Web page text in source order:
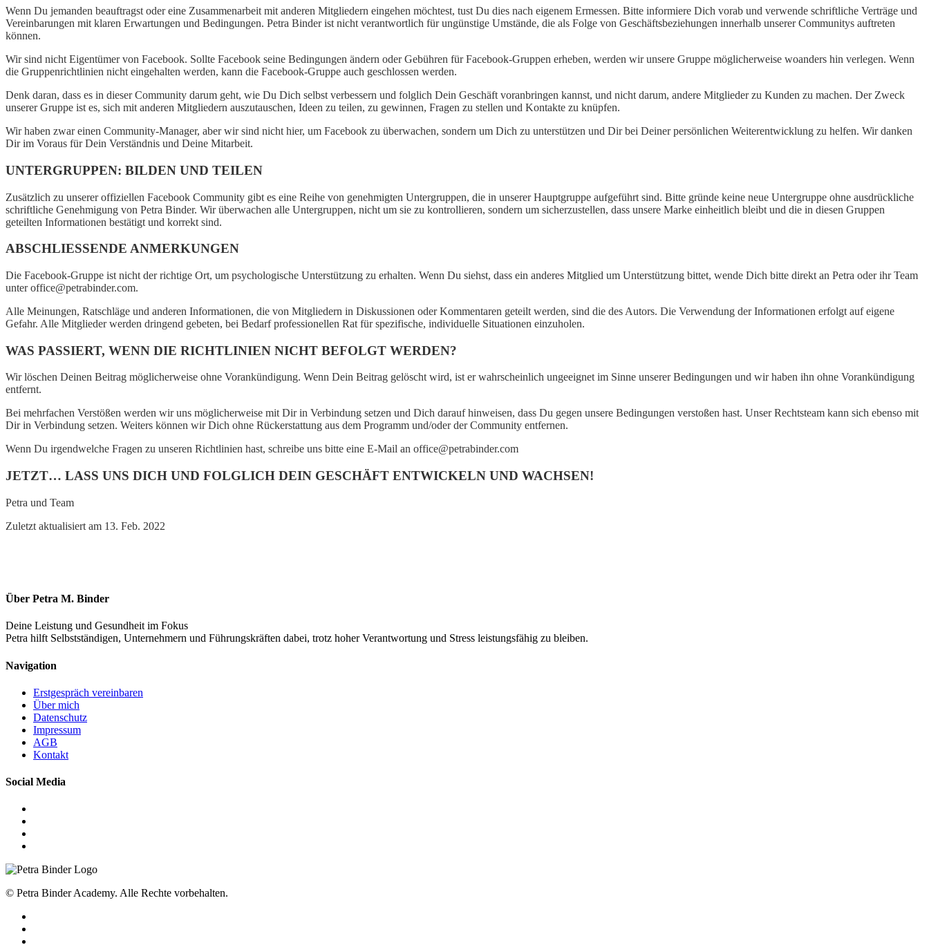
Wenn Du jemanden beauftragst oder eine Zusammenarbeit mit anderen Mitgliedern eingehen möchtest, tust Du dies nach eigenem Ermessen. Bitte informiere Dich vorab und verwende schriftliche Verträge und
Vereinbarungen mit klaren Erwartungen und Bedingungen. Petra Binder ist nicht verantwortlich für ungünstige Umstände, die als Folge von Geschäftsbeziehungen innerhalb unserer Communitys auftreten
können.
Wir sind nicht Eigentümer von Facebook. Sollte Facebook seine Bedingungen ändern oder Gebühren für Facebook-Gruppen erheben, werden wir unsere Gruppe möglicherweise woanders hin verlegen. Wenn
die Gruppenrichtlinien nicht eingehalten werden, kann die Facebook-Gruppe auch geschlossen werden.
Denk daran, dass es in dieser Community darum geht, wie Du Dich selbst verbessern und folglich Dein Geschäft voranbringen kannst, und nicht darum, andere Mitglieder zu Kunden zu machen. Der Zweck
unserer Gruppe ist es, sich mit anderen Mitgliedern auszutauschen, Ideen zu teilen, zu gewinnen, Fragen zu stellen und Kontakte zu knüpfen.
Wir haben zwar einen Community-Manager, aber wir sind nicht hier, um Facebook zu überwachen, sondern um Dich zu unterstützen und Dir bei Deiner persönlichen Weiterentwicklung zu helfen. Wir danken
Dir im Voraus für Dein Verständnis und Deine Mitarbeit.
UNTERGRUPPEN: BILDEN UND TEILEN
Zusätzlich zu unserer offiziellen Facebook Community gibt es eine Reihe von genehmigten Untergruppen, die in unserer Hauptgruppe aufgeführt sind. Bitte gründe keine neue Untergruppe ohne ausdrückliche
schriftliche Genehmigung von Petra Binder. Wir überwachen alle Untergruppen, nicht um sie zu kontrollieren, sondern um sicherzustellen, dass unsere Marke einheitlich bleibt und die in diesen Gruppen
geteilten Informationen bestätigt und korrekt sind.
ABSCHLIESSENDE ANMERKUNGEN
Die Facebook-Gruppe ist nicht der richtige Ort, um psychologische Unterstützung zu erhalten. Wenn Du siehst, dass ein anderes Mitglied um Unterstützung bittet, wende Dich bitte direkt an Petra oder ihr Team
unter office@petrabinder.com.
Alle Meinungen, Ratschläge und anderen Informationen, die von Mitgliedern in Diskussionen oder Kommentaren geteilt werden, sind die des Autors. Die Verwendung der Informationen erfolgt auf eigene
Gefahr. Alle Mitglieder werden dringend gebeten, bei Bedarf professionellen Rat für spezifische, individuelle Situationen einzuholen.
WAS PASSIERT, WENN DIE RICHTLINIEN NICHT BEFOLGT WERDEN?
Wir löschen Deinen Beitrag möglicherweise ohne Vorankündigung. Wenn Dein Beitrag gelöscht wird, ist er wahrscheinlich ungeeignet im Sinne unserer Bedingungen und wir haben ihn ohne Vorankündigung
entfernt.
Bei mehrfachen Verstößen werden wir uns möglicherweise mit Dir in Verbindung setzen und Dich darauf hinweisen, dass Du gegen unsere Bedingungen verstoßen hast. Unser Rechtsteam kann sich ebenso mit
Dir in Verbindung setzen. Weiters können wir Dich ohne Rückerstattung aus dem Programm und/oder der Community entfernen.
Wenn Du irgendwelche Fragen zu unseren Richtlinien hast, schreibe uns bitte eine E-Mail an office@petrabinder.com
JETZT… LASS UNS DICH UND FOLGLICH DEIN GESCHÄFT ENTWICKELN UND WACHSEN!
Petra und Team
Zuletzt aktualisiert am 13. Feb. 2022
Über Petra M. Binder
Deine Leistung und Gesundheit im Fokus
Petra hilft Selbstständigen, Unternehmern und Führungskräften dabei, trotz hoher Verantwortung und Stress leistungsfähig zu bleiben.
Navigation
Erstgespräch vereinbaren
Über mich
Datenschutz
Impressum
AGB
Kontakt
Social Media
© Petra Binder Academy. Alle Rechte vorbehalten.